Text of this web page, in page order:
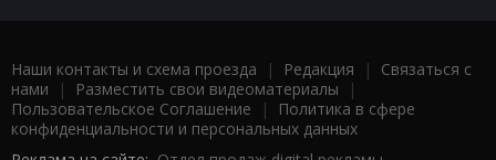
Наши контакты и схема проезда | Редакция | Связаться с
нами | Разместить свои видеоматериалы |
Пользовательское Соглашение |
Политика в сфере
конфиденциальности и персональных данных